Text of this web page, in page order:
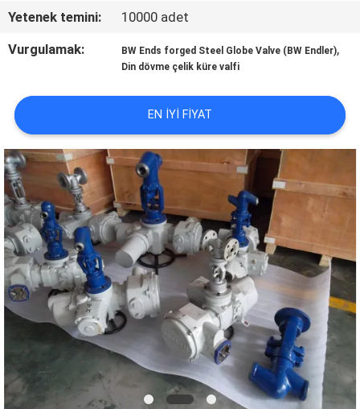
İNDIRIM
İSTE
SITE
HARITASI
PRIVACY
POLICY
Yetenek temini:
10000 adet
Vurgulamak:
BW Ends forged Steel Globe Valve (BW Endler),
Din dövme çelik küre valfi
EN IYI FIYAT